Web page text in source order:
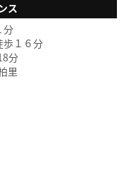
ス
分
歩１６分
分
里